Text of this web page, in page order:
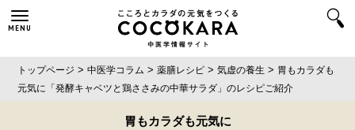
MENU
トップページ >中医学コラム >薬膳レシピ >気虚の養生 > 胃もカラダも
元気に 「発酵キャベツと鶏ささみの中華サラダ」のレシピご紹介
胃もカラダも元気に